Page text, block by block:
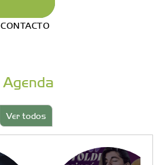
CONTACTO
Agenda
Ver todos